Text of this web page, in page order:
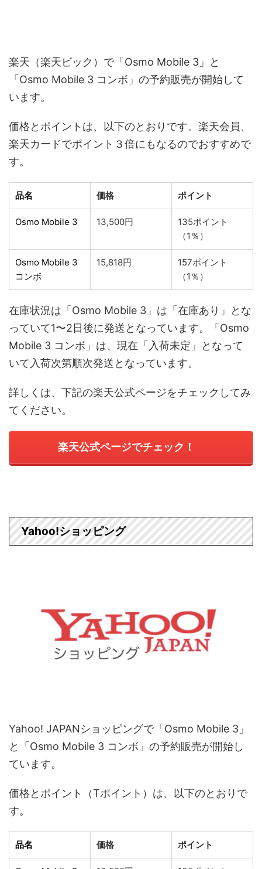
楽天（楽天ビック）で「Osmo Mobile 3」と
「Osmo Mobile 3 コンボ」の予約販売が開始して
います。
価格とポイントは、以下のとおりです。楽天会員、
楽天カードでポイント３倍にもなるのでおすすめで
す。
品名 価格 ポイント
Osmo Mobile 3 13,500円
135ポイント
（1％）
Osmo Mobile 3
コンボ
15,818円
157ポイント
（1％）
在庫状況は「Osmo Mobile 3」は「在庫あり」とな
っていて1〜2日後に発送となっています。「Osmo
Mobile 3 コンボ」は、現在「入荷未定」となって
いて入荷次第順次発送となっています。
詳しくは、下記の楽天公式ページをチェックしてみ
てください。
楽天公式ページでチェック！
Yahoo!ショッピング
Yahoo! JAPANショッピングで「Osmo Mobile 3」
と「Osmo Mobile 3 コンボ」の予約販売が開始し
ています。
価格とポイント（Tポイント）は、以下のとおりで
す。
品名 価格 ポイント